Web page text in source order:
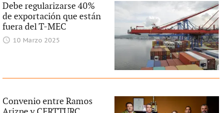
Debe regularizarse 40%
de exportación que están
fuera del T-MEC
10 Marzo 2025
Convenio entre Ramos